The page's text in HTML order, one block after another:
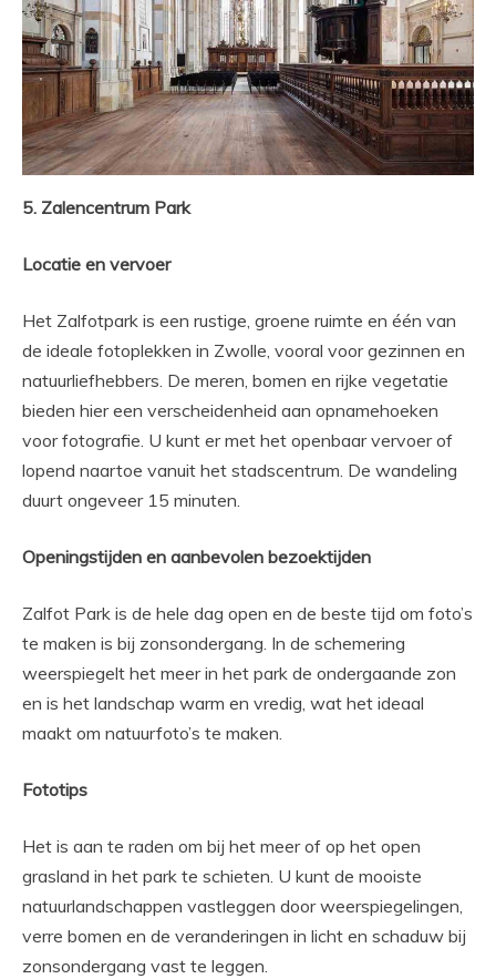
5. Zalencentrum Park
Locatie en vervoer
Het Zalfotpark is een rustige, groene ruimte en één van
de ideale fotoplekken in Zwolle, vooral voor gezinnen en
natuurliefhebbers. De meren, bomen en rijke vegetatie
bieden hier een verscheidenheid aan opnamehoeken
voor fotografie. U kunt er met het openbaar vervoer of
lopend naartoe vanuit het stadscentrum. De wandeling
duurt ongeveer 15 minuten.
Openingstijden en aanbevolen bezoektijden
Zalfot Park is de hele dag open en de beste tijd om foto’s
te maken is bij zonsondergang. In de schemering
weerspiegelt het meer in het park de ondergaande zon
en is het landschap warm en vredig, wat het ideaal
maakt om natuurfoto’s te maken.
Fototips
Het is aan te raden om bij het meer of op het open
grasland in het park te schieten. U kunt de mooiste
natuurlandschappen vastleggen door weerspiegelingen,
verre bomen en de veranderingen in licht en schaduw bij
zonsondergang vast te leggen.